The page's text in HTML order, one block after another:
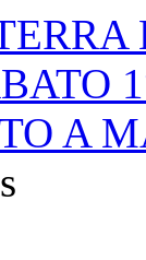
A